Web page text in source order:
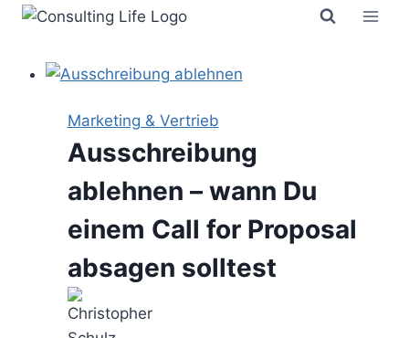
Zum
springen
Marketing & Vertrieb
Ausschreibung
ablehnen – wann Du
einem Call for Proposal
absagen solltest